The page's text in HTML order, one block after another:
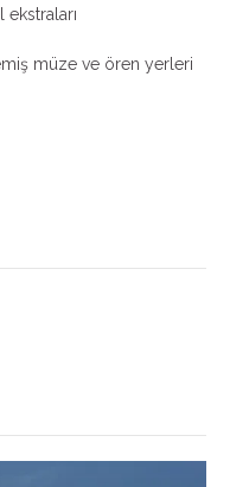
müze ve ören yerleri